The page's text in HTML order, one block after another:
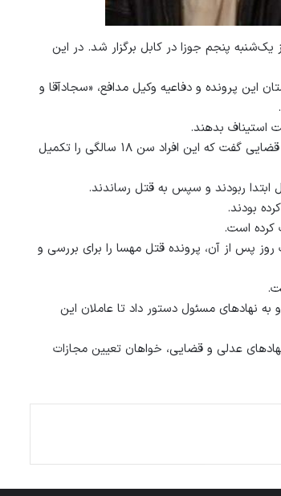
پنجم جوزا در کابل برگزار شد. در این
پرونده و دفاعیه وکیل مدافع، «سجادآقا و
استیناف بدهند.
پیش از این شماری از شهروندان خواستار اعدام عاملان قتل مهسا شده بودند، اما هیئت قضایی گفت که این افراد سن ۱۸ سالگی را تکمیل
پس از آن، پرونده قتل مهسا را برای بررسی و
نهادهای مسئول دستور داد تا عاملان این
عدلی و قضایی، خواهان تعیین مجازات